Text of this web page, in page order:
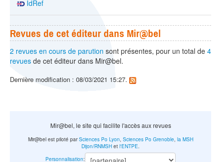
IdRef
Revues de cet éditeur dans Mir@bel
2 revues en cours de parution sont présentes, pour un total de 4
revues de cet éditeur dans Mir@bel.
Dernière modification : 08/03/2021 15:27.
Mir@bel, le site qui facilite l'accès aux revues
Mir@bel est piloté parSciences Po Lyon Sciences Po Grenoble, la MSH
Dijon/RNMSH et l'ENTPE
Personnalisation: